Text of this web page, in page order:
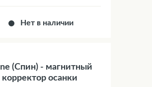
Нет в наличии
(Спин) - магнитный
корректор осанки